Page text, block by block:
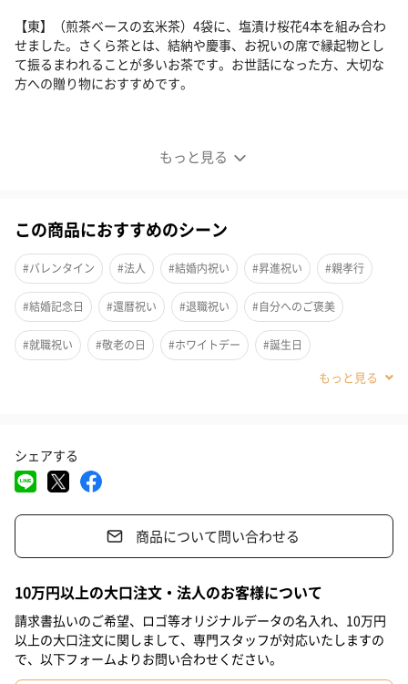
もっと見る
【東】（煎茶ベースの玄米茶）4袋に、塩漬け桜花4本を組み合わ
せました。さくら茶とは、結納や慶事、お祝いの席で縁起物とし
て振るまわれることが多いお茶です。お世話になった方、大切な
方への贈り物におすすめです。
の中で、ゆっくりと桜の花びらが開いていく様子は、ティータイ
ムに華やぎを添えてくれます。
この商品におすすめのシーン
#バレンタイン #法人 #結婚内祝い #昇進祝い #親孝行
#結婚記念日 #還暦祝い #退職祝い #自分へのご褒美
#就職祝い #敬老の日 #ホワイトデー #誕生日
#記念日
#男子大学生
#取引先男性
#妹 #兄 #弟 #女子大学生
#祖母 #母親 #父親 #妻 #夫 #女性 #男性
#男友達 #女友達 #彼氏 #20代前半 #20代後半 #30代
シェアする
商品について問い合わせる
10万円以上の大口注文・法人のお客様について
請求書払いのご希望、ロゴ等オリジナルデータの名入れ、10万円
以上の大口注文に関しまして、専門スタッフが対応いたしますの
で、以下フォームよりお問い合わせください。